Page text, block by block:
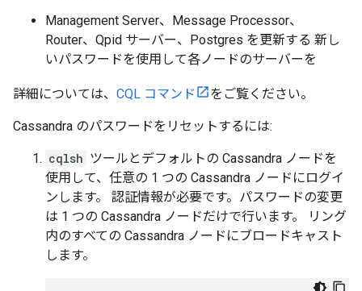
Management Server、Message Processor、
Router、Qpid サーバー、Postgres を更新する 新し
いパスワードを使用して各ノードのサーバーを
詳細については、 CQL コマンド をご覧ください。
Cassandra のパスワードをリセットするには:
cqlsh ツールとデフォルトの Cassandra ノードを
使用して、任意の 1 つの Cassandra ノードにログイ
ンします。 認証情報が必要です。パスワードの変更
は 1 つの Cassandra ノードだけで行います。 リング
内のすべての Cassandra ノードにブロードキャスト
します。